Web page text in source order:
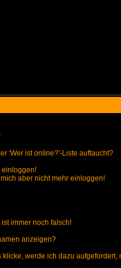
'Wer ist online?'-Liste auftaucht?
einloggen!
aber nicht mehr einloggen!
immer noch falsch!
anzeigen?
werde ich dazu aufgefordert,